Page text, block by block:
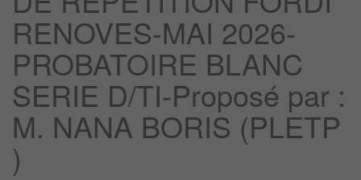
RENOVES-MAI 2026-
PROBATOIRE BLANC
SERIE D/TI-Proposé par :
M. NANA BORIS (PLETP
)